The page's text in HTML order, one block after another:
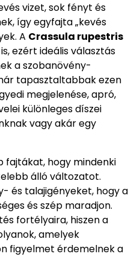
vizet, sok fényt és
így egyfajta „kevés
A Crassula rupestris
ezért ideális választás
a szobanövény-
tapasztaltabbak ezen
megjelenése, apró,
különleges díszei
vagy akár egy
fajtákat, hogy mindenki
álló változatot.
és talajigényeket, hogy a
és szép maradjon.
fortélyaira, hiszen a
amelyek
figyelmet érdemelnek a